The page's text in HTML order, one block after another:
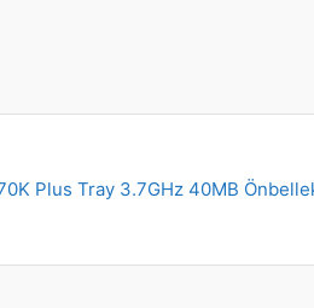
Plus Tray 3.7GHz 40MB